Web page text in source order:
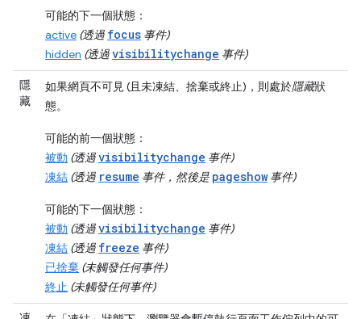
可能的下一個狀態：
active (透過 focus 事件)
hidden (透過visibilitychange 事件)
隱
藏
如果網頁不可見 (且未凍結、捨棄或終止)，則處於隱藏狀
態。
可能的前一個狀態：
被動 (透過visibilitychange 事件)
凍結 (透過 resume 事件，然後是 pageshow 事件)
可能的下一個狀態：
被動 (透過visibilitychange 事件)
凍結 (透過 freeze 事件)
已捨棄 (未觸發任何事件)
終止 (未觸發任何事件)